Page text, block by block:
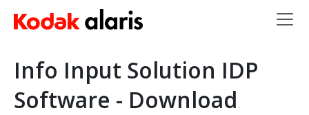
Skip to main content
Info Input Solution IDP
Software - Download